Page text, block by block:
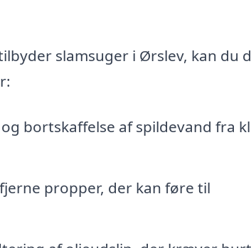
slamsuger i Ørslev, kan du
bortskaffelse af spildevand fra
propper, der kan føre til